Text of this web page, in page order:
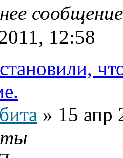
12:58
» 15 апр